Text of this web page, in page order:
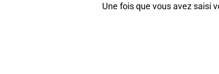
Une fois que vous avez saisi